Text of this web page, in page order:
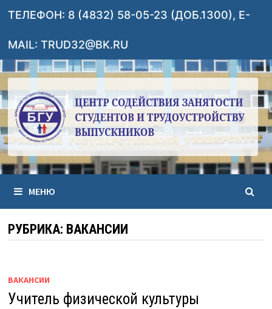
Перейти
содержимому
ТЕЛЕФОН: 8 (4832) 58-05-23 (ДОБ.1300), E-
MAIL: TRUD32@BK.RU
МЕНЮ
РУБРИКА: ВАКАНСИИ
ВАКАНСИИ
Учитель физической культуры